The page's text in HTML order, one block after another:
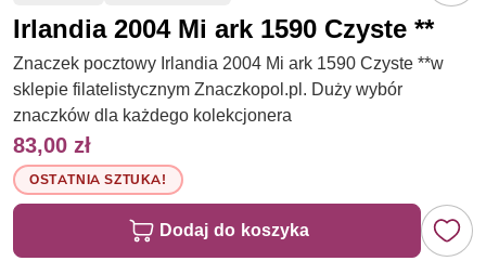
Irlandia 2004 Mi ark 1590 Czyste **
Znaczek pocztowy Irlandia 2004 Mi ark 1590 Czyste **w
sklepie filatelistycznym Znaczkopol.pl. Duży wybór
znaczków dla każdego kolekcjonera
83,00 zł
OSTATNIA SZTUKA!
Dodaj do koszyka